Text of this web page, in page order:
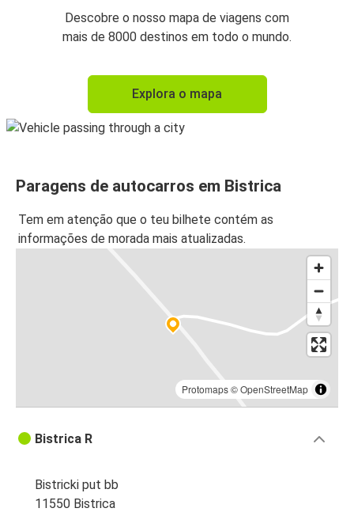
Descobre o nosso mapa de viagens com
mais de 8000 destinos em todo o mundo.
Explora o mapa
Paragens de autocarros em Bistrica
Tem em atenção que o teu bilhete contém as
informações de morada mais atualizadas.
Protomaps©OpenStreetMap
Bistrica R
Bistricki put bb
11550 Bistrica